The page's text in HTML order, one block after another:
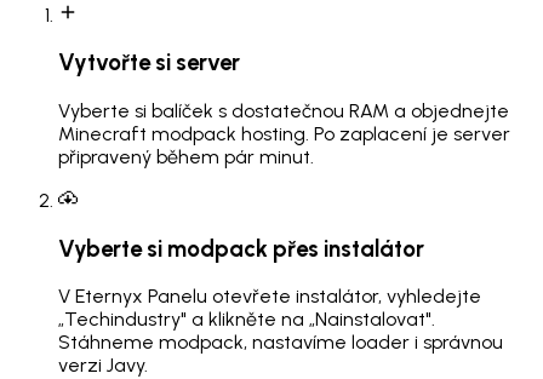
Vytvořte si server
Vyberte si balíček s dostatečnou RAM a objednejte
Minecraft modpack hosting. Po zaplacení je server
připravený během pár minut.
Vyberte si modpack přes instalátor
V Eternyx Panelu otevřete instalátor, vyhledejte
„Techindustry" a klikněte na „Nainstalovat".
Stáhneme modpack, nastavíme loader i správnou
verzi Javy.